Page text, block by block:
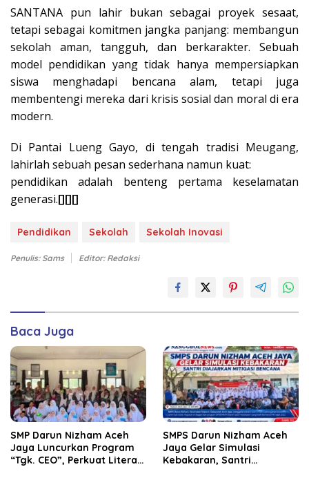
SANTANA pun lahir bukan sebagai proyek sesaat,
tetapi sebagai komitmen jangka panjang: membangun
sekolah aman, tangguh, dan berkarakter. Sebuah
model pendidikan yang tidak hanya mempersiapkan
siswa menghadapi bencana alam, tetapi juga
membentengi mereka dari krisis sosial dan moral di era
modern.
Di Pantai Lueng Gayo, di tengah tradisi Meugang,
lahirlah sebuah pesan sederhana namun kuat:
pendidikan adalah benteng pertama keselamatan
generasi.[][][]
Pendidikan Sekolah Sekolah Inovasi
Penulis: Sams Editor: Redaksi
Baca Juga
SMP Darun Nizham Aceh
Jaya Luncurkan Program
“Tgk. CEO”, Perkuat Literasi
SMPS Darun Nizham Aceh
Jaya Gelar Simulasi
Kebakaran, Santri